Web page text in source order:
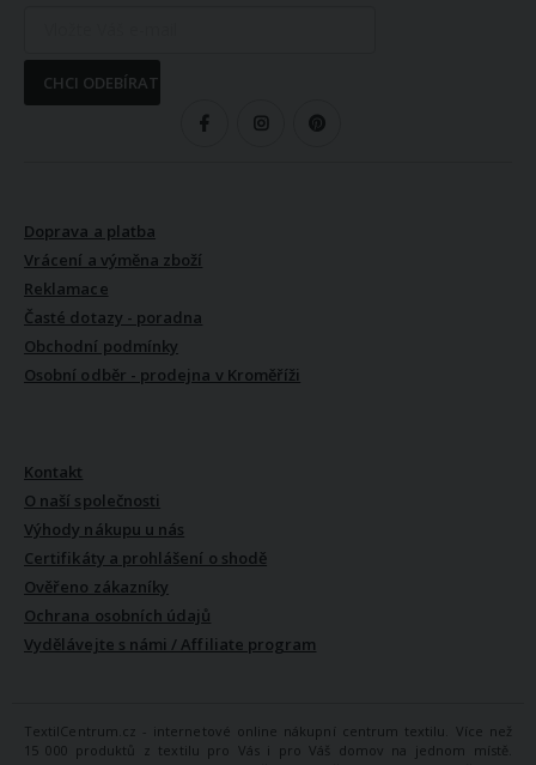
CHCI ODEBÍRAT
Doprava a platba
Vrácení a výměna zboží
Reklamace
Časté dotazy - poradna
Obchodní podmínky
Osobní odběr - prodejna v Kroměříži
Kontakt
O naší společnosti
Výhody nákupu u nás
Certifikáty a prohlášení o shodě
Ověřeno zákazníky
Ochrana osobních údajů
Vydělávejte s námi / Affiliate program
TextilCentrum.cz - internetové online nákupní centrum textilu. Více než
15 000 produktů z textilu pro Vás i pro Váš domov na jednom místě.